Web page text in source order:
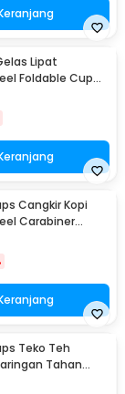
Lipat
Foldable Cup
- F180
Cangkir Kopi
Carabiner
220ml - C125
Teko Teh
Tahan
500ml - TP-757